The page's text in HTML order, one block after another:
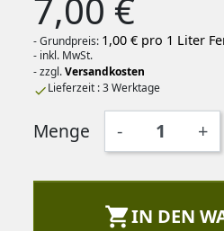
7,00 €
- Grundpreis: 1,00 € pro 1 Liter
- inkl. MwSt.
- zzgl.Versandkosten
Lieferzeit : 3 Werktage
Menge - +
IN DEN